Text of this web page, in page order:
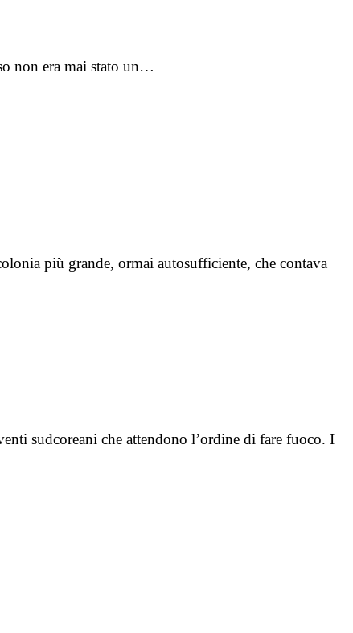
non era mai stato un…
più grande, ormai autosufficiente, che contava
sudcoreani che attendono l’ordine di fare fuoco. I